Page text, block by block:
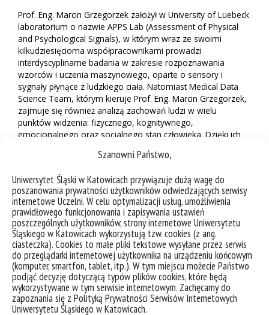
Szanowni Państwo,
Uniwersytet Śląski w Katowicach przywiązuje dużą wagę do
poszanowania prywatności użytkowników odwiedzających serwisy
internetowe Uczelni. W celu optymalizacji usług, umożliwienia
prawidłowego funkcjonowania i zapisywania ustawień
poszczególnych użytkowników, strony internetowe Uniwersytetu
Śląskiego w Katowicach wykorzystują tzw. cookies (z ang.
ciasteczka). Cookies to małe pliki tekstowe wysyłane przez serwis
do przeglądarki internetowej użytkownika na urządzeniu końcowym
(komputer, smartfon, tablet, itp.). W tym miejscu możecie Państwo
podjąć decyzję dotyczącą typów plików cookies, które będą
wykorzystywane w tym serwisie internetowym. Zachęcamy do
zapoznania się z Polityką Prywatności Serwisów Internetowych
Uniwersytetu Śląskiego w Katowicach.
Prof. Eng. Marcin Grzegorzek założył w University of Luebeck
laboratorium o nazwie APPS Lab (Assessment of Physical
and Psychological Signals), w którym wraz ze swoimi
kilkudziesięcioma współpracownikami prowadzi
interdyscyplinarne badania w zakresie rozpoznawania
wzorców i uczenia maszynowego, oparte o sensory i
sygnały płynące z ludzkiego ciała. Natomiast Medical Data
Science Team, którym kieruje Prof. Eng. Marcin Grzegorzek,
zajmuje się również analizą zachowań ludzi w wielu
punktów widzenia: fizycznego, kognitywnego,
emocjonalnego oraz socjalnego stan człowieka. Dzięki ich
holistycznego monitoringu aktywności człowieka. Celem
wzorców w zakresie zachowań ludzkich w czasie
rzeczywistym jak i kumulatywna ich ocena na podstawie
dłuższego okresu obserwacji.
Prof. Eng. Marcin Grzegorzek opublikował ponad 150
artykułów naukowych z zakresu analizy danych metodami
rozpoznawania wzorców, kierował 9 projektami naukowo-
badawczymi wyłonionymi do finansowania w konkursach
krajowych i zagranicznych, był głównym promotorem w 7
zakończonych przewodach doktorskich, wygłosił 4 wykłady
przewodnie na konferencjach (ang. keynotes) oraz ponad
40 innych wykładów naukowych na zaproszenie instytucji